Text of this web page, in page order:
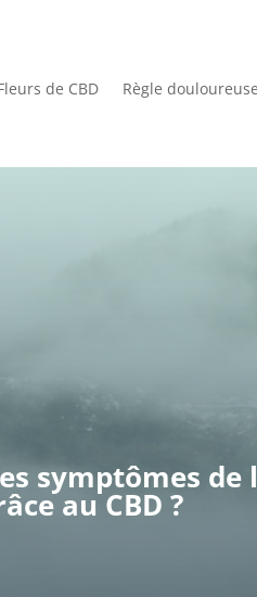
de CBD Règle
symptômes de
au CBD ?